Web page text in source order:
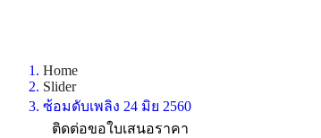
Home
Slider
ซ้อมดับเพลิง 24 มิย 2560
ติดต่อขอใบเสนอราคา